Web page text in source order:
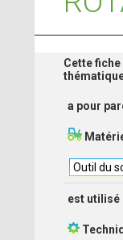
Cette
a pour
Outil du
est utilisé